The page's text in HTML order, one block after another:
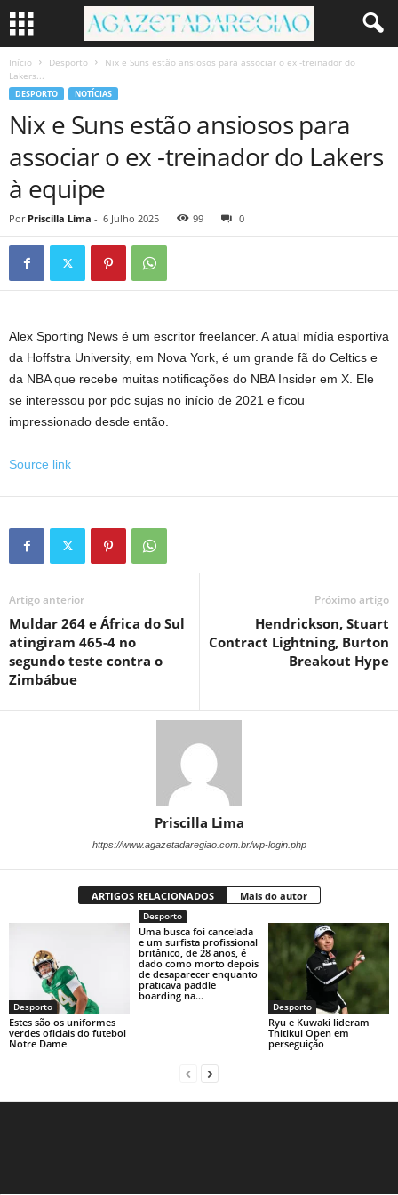
Início Desporto
Nix e Suns estão ansiosos para associar o ex -treinador do
Lakers...
DESPORTO NOTÍCIAS
Nix e Suns estão ansiosos para
associar o ex -treinador do Lakers
à equipe
Por Priscilla Lima - 6 Julho 2025 99 0
Alex Sporting News é um escritor freelancer. A atual mídia esportiva
da Hoffstra University, em Nova York, é um grande fã do Celtics e
da NBA que recebe muitas notificações do NBA Insider em X. Ele
se interessou por pdc sujas no início de 2021 e ficou
impressionado desde então.
Source link
Artigo anterior
Muldar 264 e África do Sul
atingiram 465-4 no
segundo teste contra o
Zimbábue
Próximo artigo
Hendrickson, Stuart
Contract Lightning, Burton
Breakout Hype
Priscilla Lima
https://www.agazetadaregiao.com.br/wp-login.php
ARTIGOS RELACIONADOS Mais do autor
Desporto
Estes são os uniformes
verdes oficiais do futebol
Notre Dame
Desporto
Uma busca foi cancelada
e um surfista profissional
britânico, de 28 anos, é
dado como morto depois
de desaparecer enquanto
praticava paddle
boarding na...
Desporto
Ryu e Kuwaki lideram
Thitikul Open em
perseguição